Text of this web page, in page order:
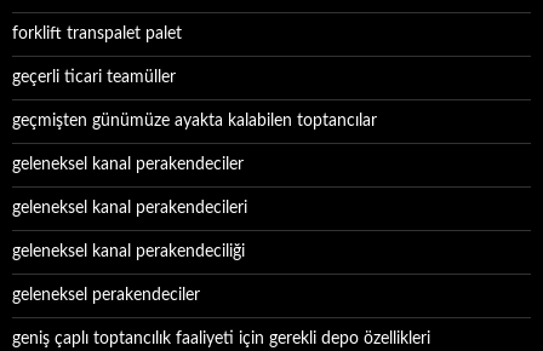
forklift transpalet palet
geçerli ticari teamüller
geçmişten günümüze ayakta kalabilen toptancılar
geleneksel kanal perakendeciler
geleneksel kanal perakendecileri
geleneksel kanal perakendeciliği
geleneksel perakendeciler
geniş çaplı toptancılık faaliyeti için gerekli depo özellikleri